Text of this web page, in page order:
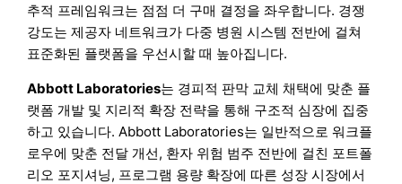
추적 프레임워크는 점점 더 구매 결정을 좌우합니다. 경쟁
강도는 제공자 네트워크가 다중 병원 시스템 전반에 걸쳐
표준화된 플랫폼을 우선시할 때 높아집니다.
Abbott Laboratories는 경피적 판막 교체 채택에 맞춘 플
랫폼 개발 및 지리적 확장 전략을 통해 구조적 심장에 집중
하고 있습니다. Abbott Laboratories는 일반적으로 워크플
로우에 맞춘 전달 개선, 환자 위험 범주 전반에 걸친 포트폴
리오 포지셔닝, 프로그램 용량 확장에 따른 성장 시장에서